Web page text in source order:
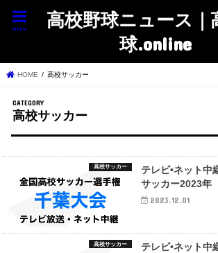
高校野球ニュース｜
球.online
menu
HOME 高校サッカー
高校サッカー
高校サッカー テレビ•ネット中
サッカー2023年
2023.12.01
高校サッカー テレビ•ネット中